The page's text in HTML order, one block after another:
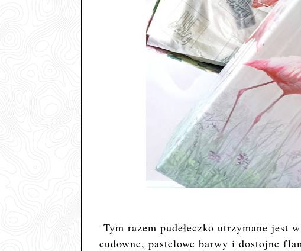
Tym razem pudełeczko utrzymane jest
cudowne, pastelowe barwy i dostojne